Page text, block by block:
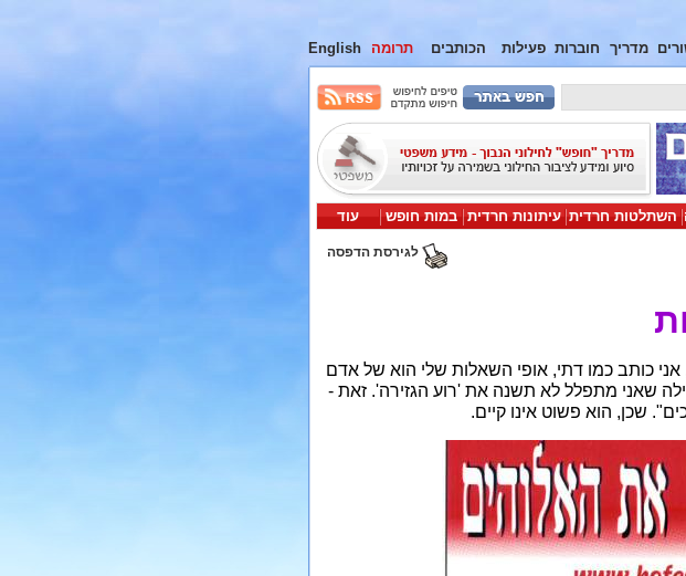
מדריך חוברות פעילות הכותבים תרומה English
השתלטות חרדית עיתונות חרדית במות חופש עוד
לגירסת הדפסה
כותב כמו דתי, אופי השאלות שלי הוא של אדם
שאני מתפלל לא תשנה את 'רוע הגזירה'. זאת -
שכן, הוא פשוט אינו קיים.